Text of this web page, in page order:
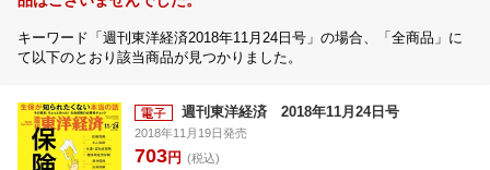
キーワード「週刊東洋経済2018年11月24日号」の場合、「全商品」に
て以下のとおり該当商品が見つかりました。
週刊東洋経済 2018年11月24日号
2018年11月19日発売
703円 (税込)